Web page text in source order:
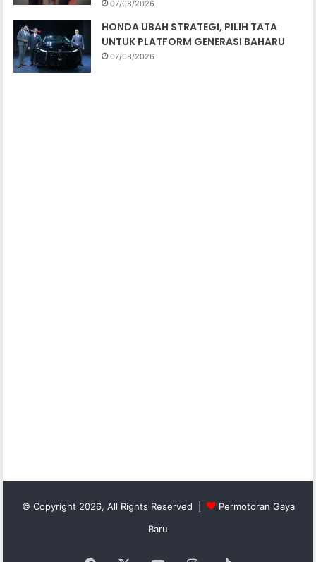
07/08/2026
HONDA UBAH STRATEGI, PILIH TATA
UNTUK PLATFORM GENERASI BAHARU
07/08/2026
© Copyright 2026, All Rights Reserved |
Permotoran Gaya
Baru